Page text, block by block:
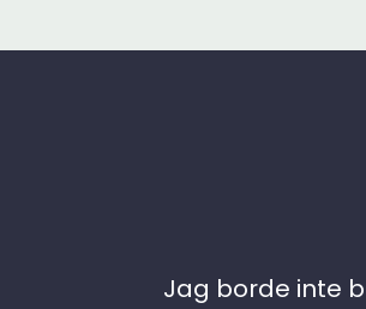
Jag borde inte